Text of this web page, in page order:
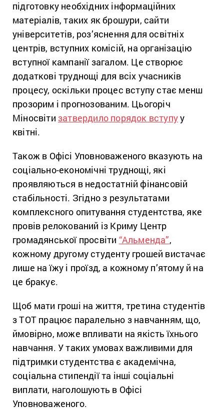
підготовку необхідних інформаційних
матеріалів, таких як брошури, сайти
університетів, роз’яснення для освітніх
центрів, вступних комісій, на організацію
вступної кампанії загалом. Це створює
додаткові труднощі для всіх учасників
процесу, оскільки процес вступу стає менш
прозорим і прогнозованим. Цьогоріч
Міносвіти затвердило порядок вступуу
квітні.
Також в Офісі Уповноваженого вказують на
соціально-економічні труднощі, які
проявляються в недостатній фінансовій
стабільності. Згідно з результатами
комплексного опитування студентства, яке
провів релокований із Криму Центр
громадянської просвіти “Альменда”,
кожному другому студенту грошей вистачає
лише на їжу і проїзд, а кожному п’ятому й на
це бракує.
Щоб мати гроші на життя, третина студентів
з ТОТ працює паралельно з навчанням, що,
ймовірно, може впливати на якість їхнього
навчання. У таких умовах важливими для
підтримки студентства є академічна,
соціальна стипендії та інші соціальні
виплати, наголошують в Офісі
Уповноваженого.